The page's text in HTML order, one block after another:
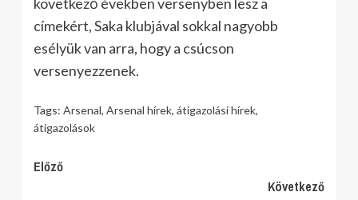
címekért, Saka klubjával sokkal nagyobb
esélyük van arra, hogy a csúcson
versenyezzenek.
Tags: Arsenal, Arsenal hírek, átigazolási hírek,
átigazolások
Continue
Előző
Következő